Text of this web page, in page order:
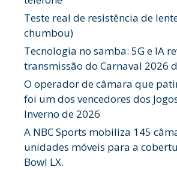
Teste real de resistência de
chumbou)
Tecnologia no samba: 5G e IA
transmissão do Carnaval 2026
O operador de câmara que
foi um dos vencedores dos
Inverno de 2026
A NBC Sports mobiliza 145
unidades móveis para a
Bowl LX.